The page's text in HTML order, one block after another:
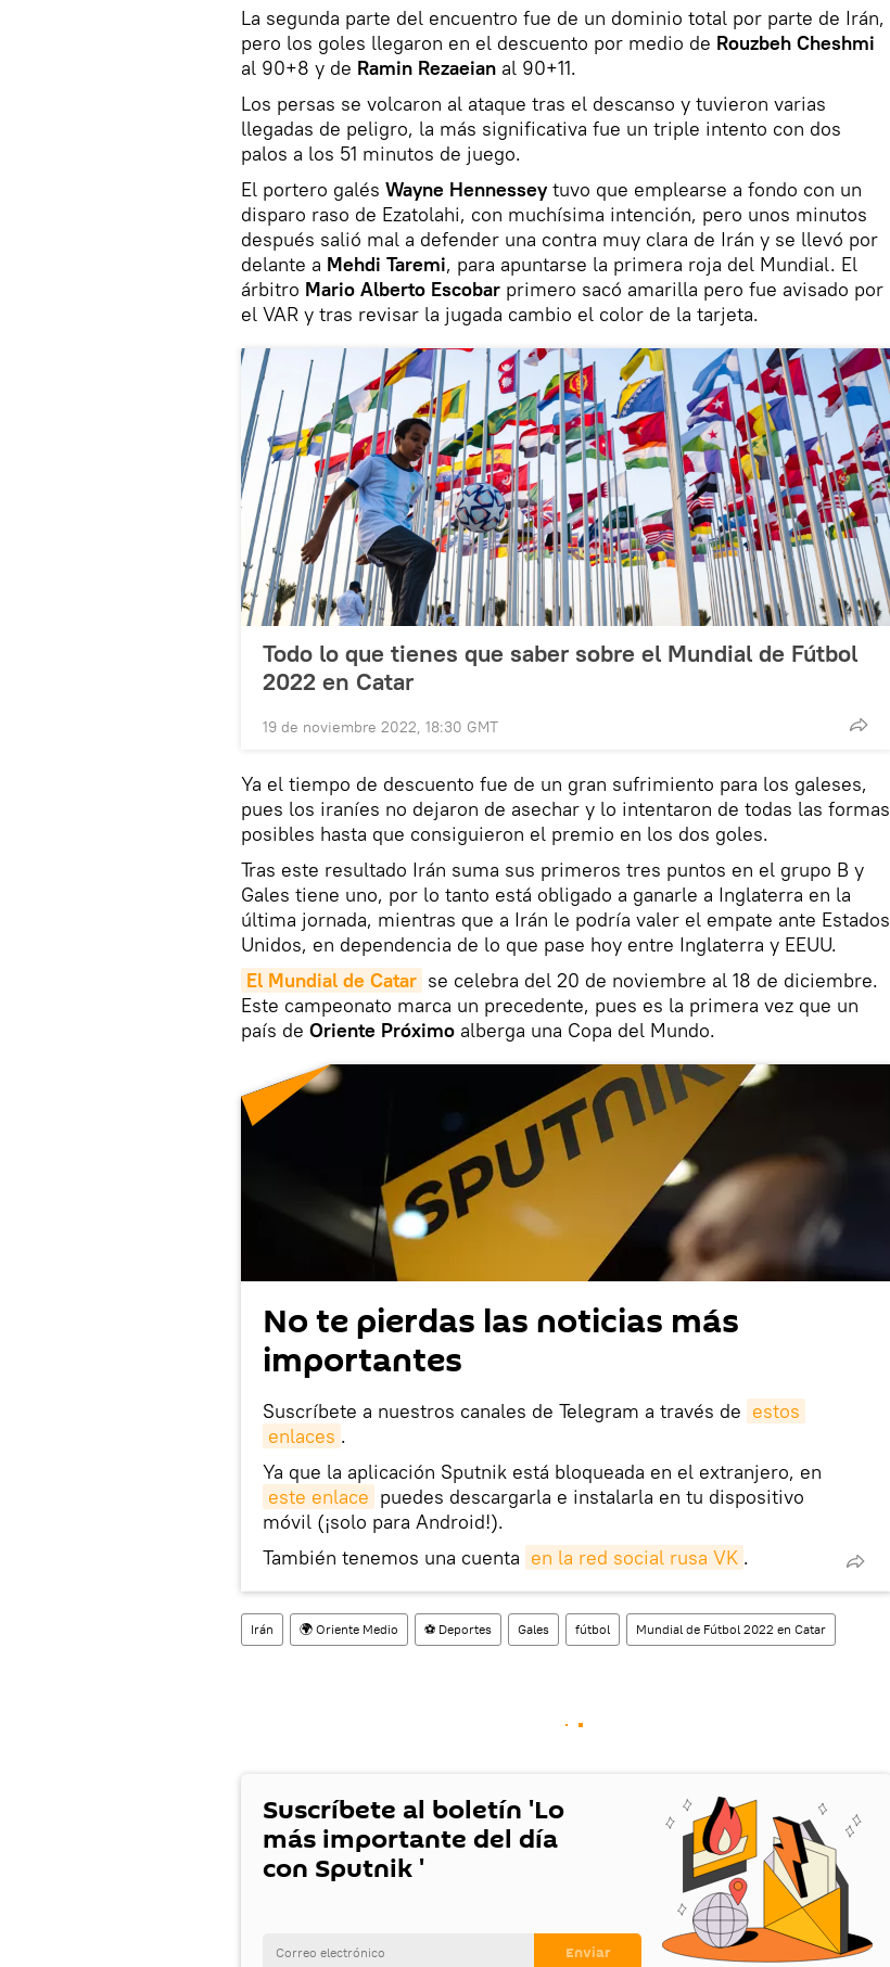
La segunda parte del encuentro fue de un dominio total por parte de Irán,
pero los goles llegaron en el descuento por medio de Rouzbeh Cheshmi
al 90+8 y de Ramin Rezaeian al 90+11.
Los persas se volcaron al ataque tras el descanso y tuvieron varias
llegadas de peligro, la más significativa fue un triple intento con dos
palos a los 51 minutos de juego.
El portero galés Wayne Hennesseytuvo que emplearse a fondo con un
disparo raso de Ezatolahi, con muchísima intención, pero unos minutos
después salió mal a defender una contra muy clara de Irán y se llevó por
delante a Mehdi Taremi, para apuntarse la primera roja del Mundial. El
árbitro Mario Alberto Escobar primero sacó amarilla pero fue avisado por
el VAR y tras revisar la jugada cambio el color de la tarjeta.
Todo lo que tienes que saber sobre el Mundial de Fútbol
2022 en Catar
19 de noviembre 2022, 18:30 GMT
Ya el tiempo de descuento fue de un gran sufrimiento para los galeses,
pues los iraníes no dejaron de asechar y lo intentaron de todas las formas
posibles hasta que consiguieron el premio en los dos goles.
Tras este resultado Irán suma sus primeros tres puntos en el grupo B y
Gales tiene uno, por lo tanto está obligado a ganarle a Inglaterra en la
última jornada, mientras que a Irán le podría valer el empate ante Estados
Unidos, en dependencia de lo que pase hoy entre Inglaterra y EEUU.
El Mundial de Catar se celebra del 20 de noviembre al 18 de diciembre.
Este campeonato marca un precedente, pues es la primera vez que un
país de Oriente Próximo alberga una Copa del Mundo.
No te pierdas las noticias más
importantes
Suscríbete a nuestros canales de Telegram a través de estos
enlaces .
Ya que la aplicación Sputnik está bloqueada en el extranjero, en
este enlace puedes descargarla e instalarla en tu dispositivo
móvil (¡solo para Android!).
También tenemos una cuenta en la red social rusa VK .
Irán 🌍 Oriente Medio ⚽ Deportes Gales fútbol Mundial de Fútbol 2022 en Catar
Suscríbete al boletín 'Lo
más importante del día
con Sputnik '